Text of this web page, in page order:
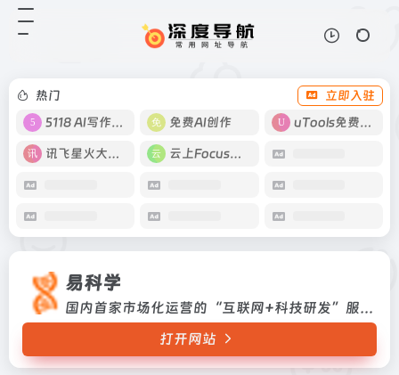
热门
立即入驻
5118 AI写作工具
免费AI创作 uTools免费工具箱
讯飞星火大模型 云上Focus接码
易科学
国内首家市场化运营的“互联网+科技研发”服务平台
打开网站